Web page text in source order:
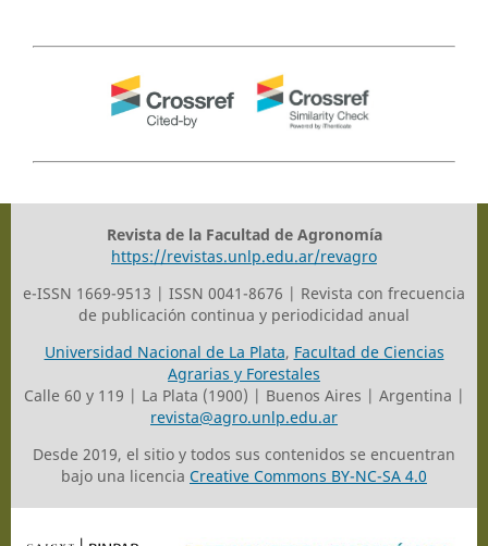
Revista de la Facultad de Agronomía
https://revistas.unlp.edu.ar/revagro
e-ISSN 1669-9513 | ISSN 0041-8676 | Revista con frecuencia
de publicación continua y periodicidad anual
Universidad Nacional de La Plata, Facultad de Ciencias
Agrarias y Forestales
Calle 60 y 119 | La Plata (1900) | Buenos Aires | Argentina |
revista@agro.unlp.edu.ar
Desde 2019, el sitio y todos sus contenidos se encuentran
bajo una licencia Creative Commons BY-NC-SA 4.0